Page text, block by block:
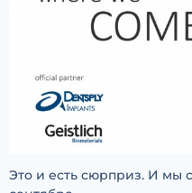
Это и есть сюрприз. И мы